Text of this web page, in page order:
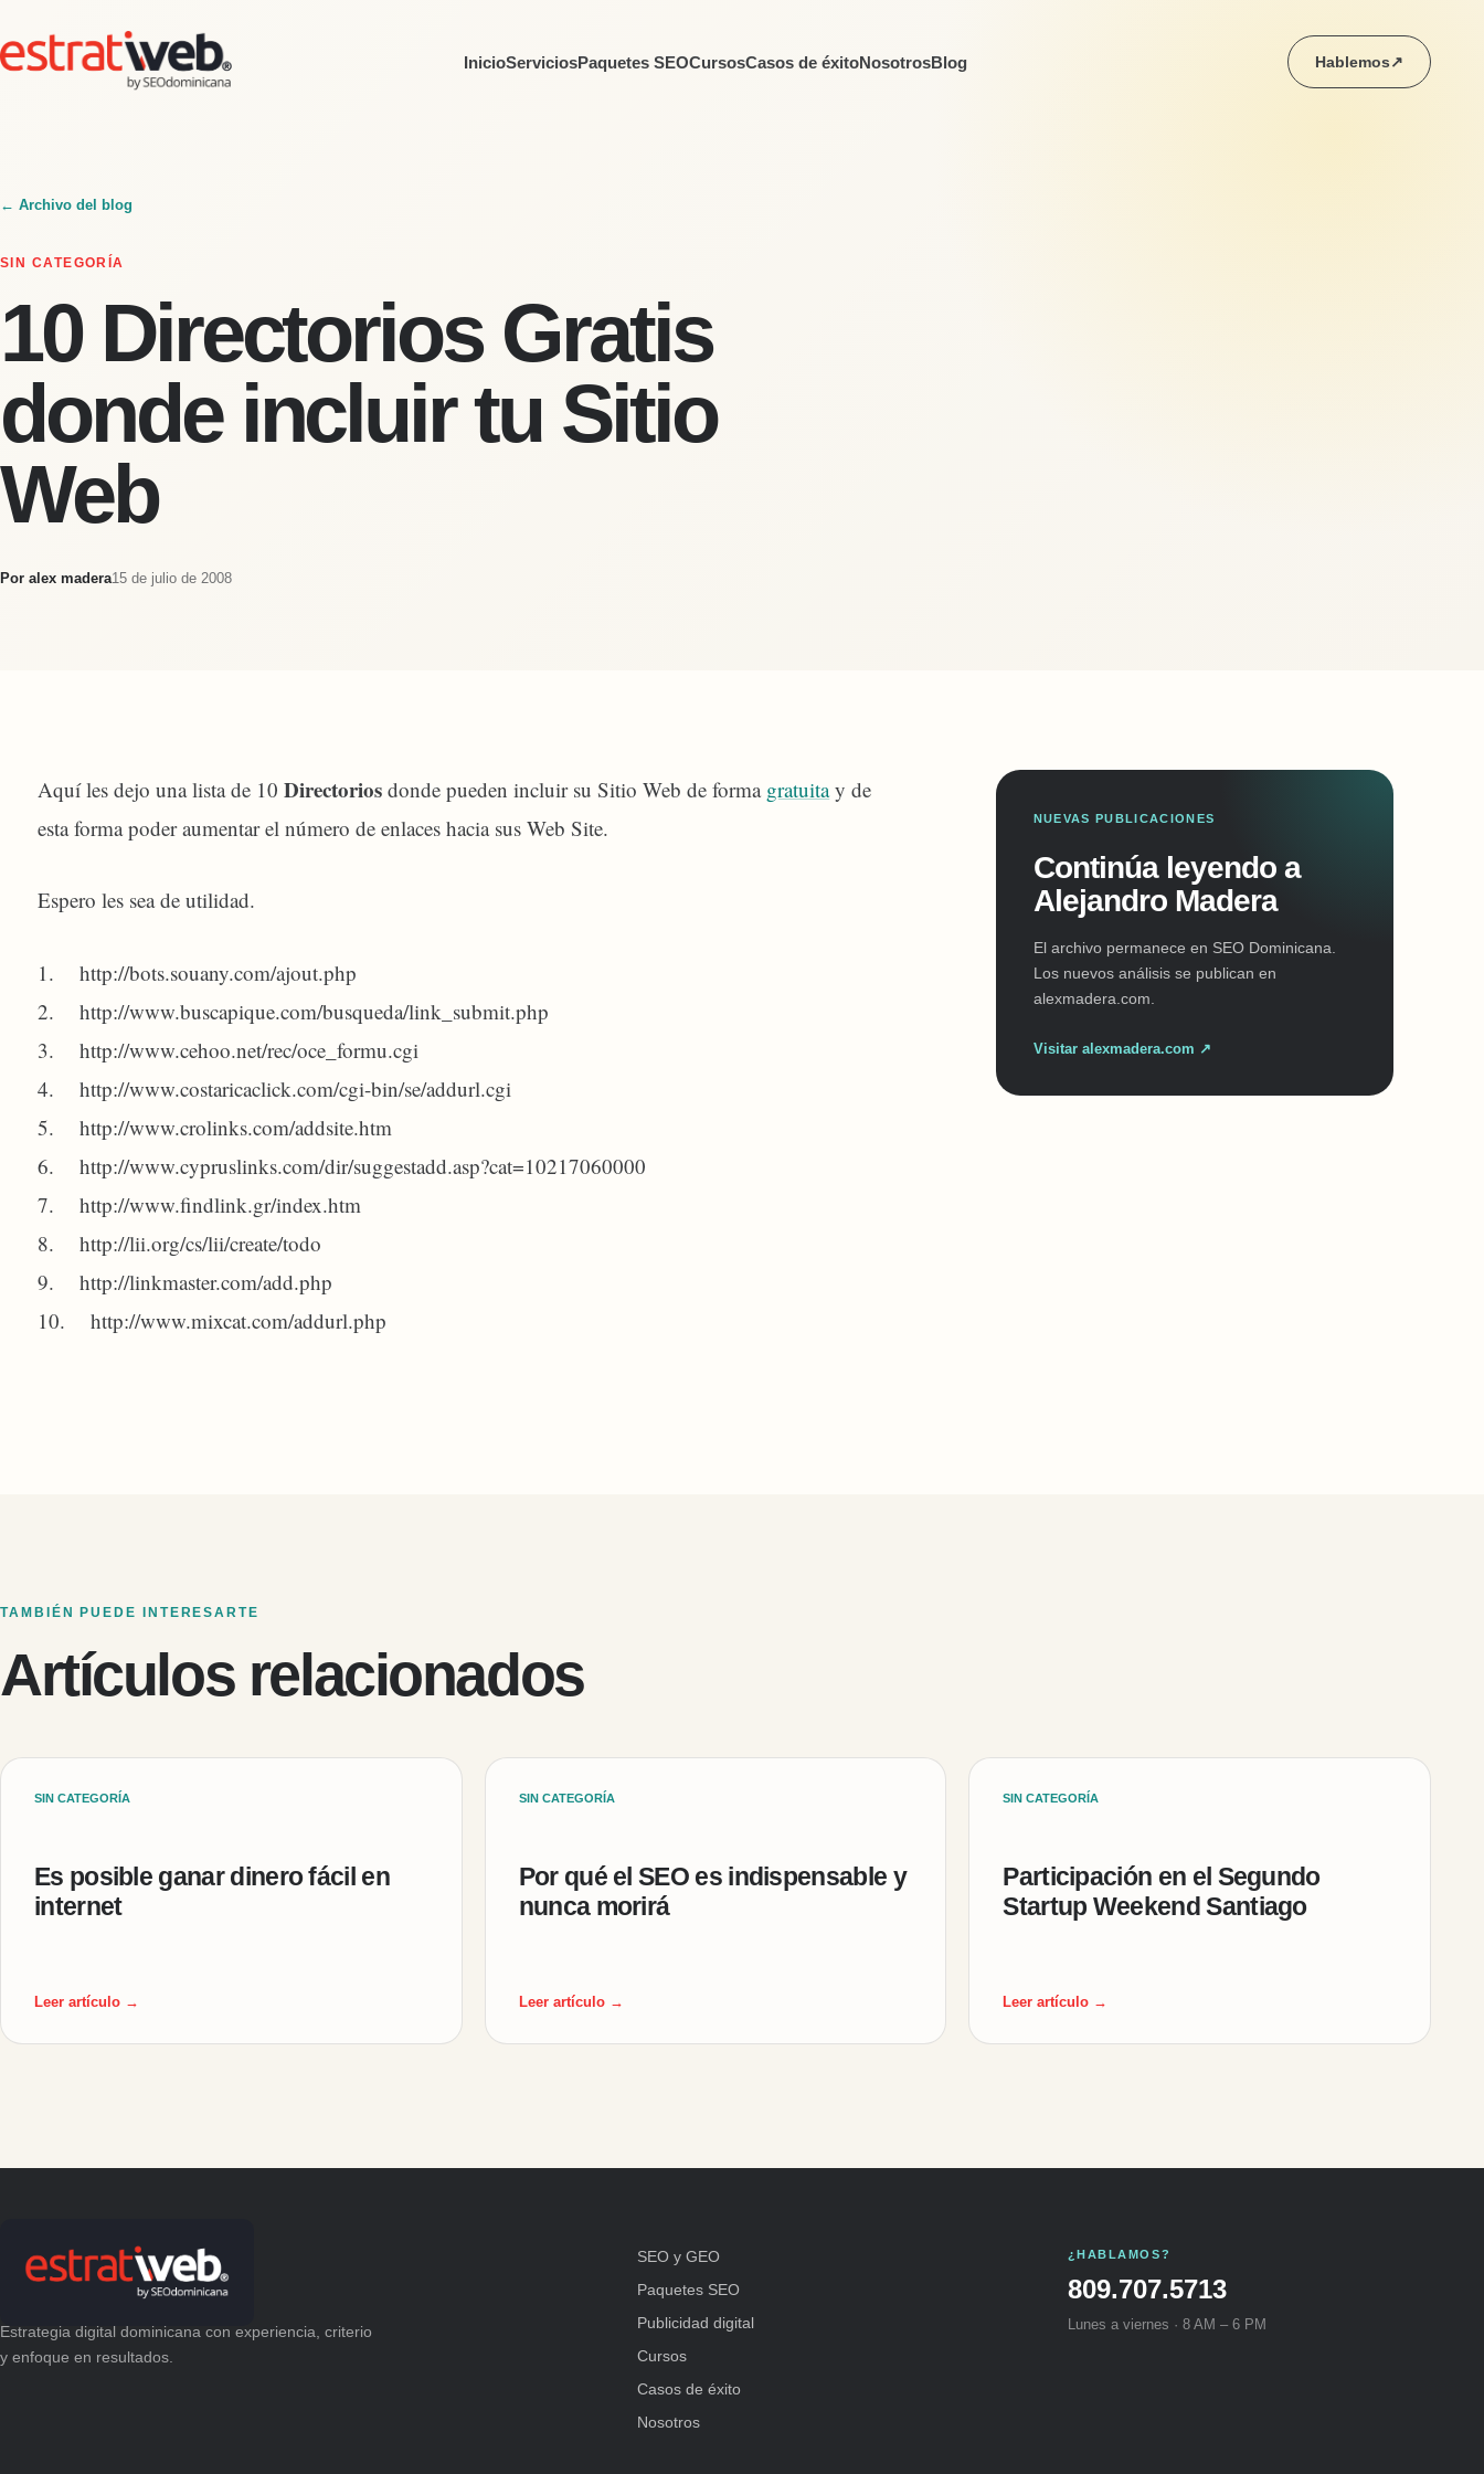
InicioServiciosPaquetes SEOCursosCasos de éxitoNosotrosBlog Hablemos↗
← Archivo del blog
SIN CATEGORÍA
10 Directorios Gratis
donde incluir tu Sitio
Web
Por alex madera15 de julio de 2008
Aquí les dejo una lista de 10Directorios donde pueden incluir su Sitio Web de forma gratuitay de
esta forma poder aumentar el número de enlaces hacia sus Web Site.
Espero les sea de utilidad.
1. http://bots.souany.com/ajout.php
2. http://www.buscapique.com/busqueda/link_submit.php
3. http://www.cehoo.net/rec/oce_formu.cgi
4. http://www.costaricaclick.com/cgi-bin/se/addurl.cgi
5. http://www.crolinks.com/addsite.htm
6. http://www.cypruslinks.com/dir/suggestadd.asp?cat=10217060000
7. http://www.findlink.gr/index.htm
8. http://lii.org/cs/lii/create/todo
9. http://linkmaster.com/add.php
10. http://www.mixcat.com/addurl.php
NUEVAS PUBLICACIONES
Continúa leyendo a
Alejandro Madera
El archivo permanece en SEO Dominicana.
Los nuevos análisis se publican en
alexmadera.com.
Visitar alexmadera.com ↗
TAMBIÉN PUEDE INTERESARTE
Artículos relacionados
SIN CATEGORÍA
Es posible ganar dinero fácil en
internet
Leer artículo →
SIN CATEGORÍA
Por qué el SEO es indispensable y
nunca morirá
Leer artículo →
SIN CATEGORÍA
Participación en el Segundo
Startup Weekend Santiago
Leer artículo →
Estrategia digital dominicana con experiencia, criterio
y enfoque en resultados.
SEO y GEO
Paquetes SEO
Publicidad digital
Cursos
Casos de éxito
Nosotros
¿HABLAMOS?
809.707.5713
Lunes a viernes · 8 AM – 6 PM